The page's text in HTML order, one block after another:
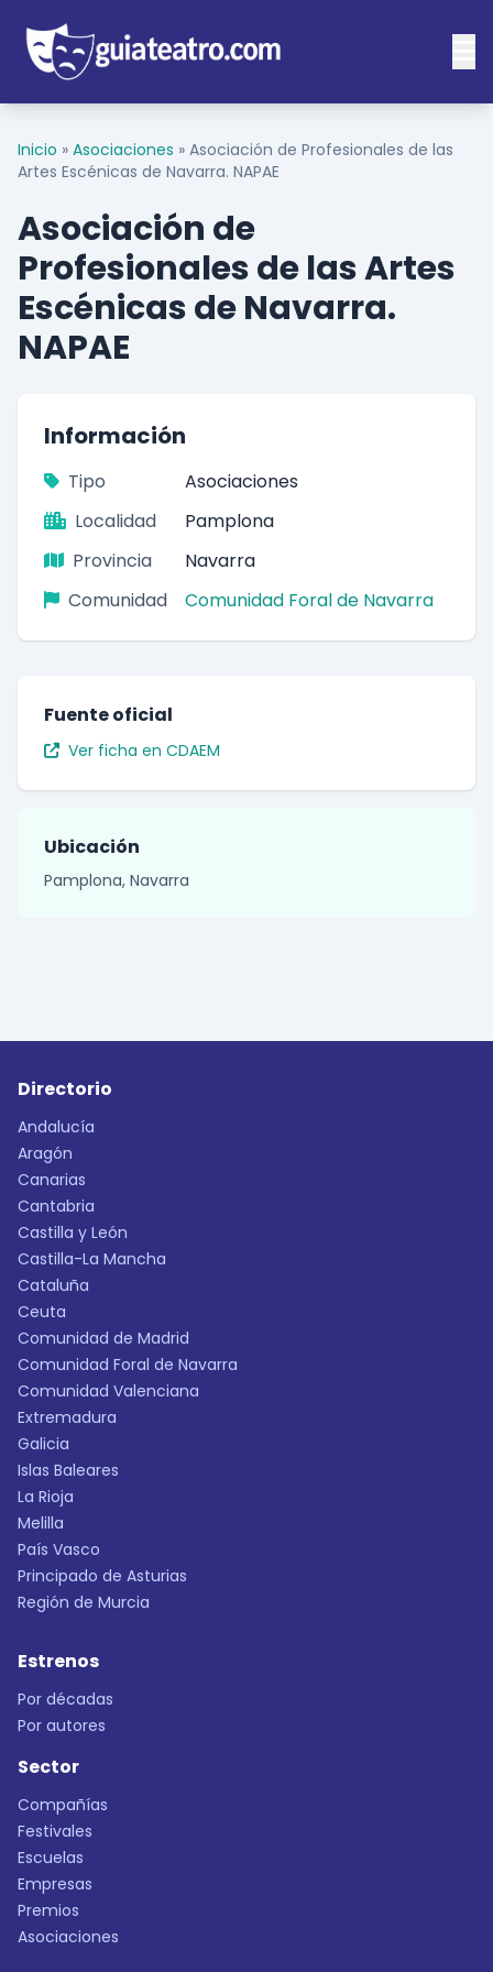
Inicio » Asociaciones » Asociación de Profesionales de las
Artes Escénicas de Navarra. NAPAE
Asociación de
Profesionales de las Artes
Escénicas de Navarra.
NAPAE
Información
Tipo
Asociaciones
Localidad
Pamplona
Provincia
Navarra
Comunidad
Comunidad Foral de Navarra
Fuente oficial
Ver ficha en CDAEM
Ubicación
Pamplona, Navarra
Directorio
Andalucía
Aragón
Canarias
Cantabria
Castilla y León
Castilla-La Mancha
Cataluña
Ceuta
Comunidad de Madrid
Comunidad Foral de Navarra
Comunidad Valenciana
Extremadura
Galicia
Islas Baleares
La Rioja
Melilla
País Vasco
Principado de Asturias
Región de Murcia
Estrenos
Por décadas
Por autores
Sector
Compañías
Festivales
Escuelas
Empresas
Premios
Asociaciones